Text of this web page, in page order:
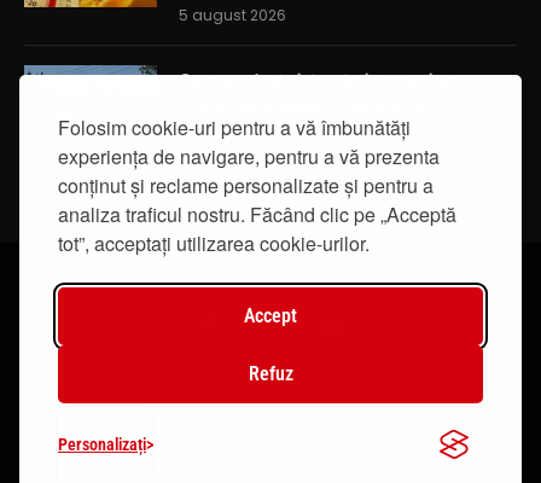
Folosim cookie-uri pentru a vă îmbunătăți
experiența de navigare, pentru a vă prezenta
conținut și reclame personalizate și pentru a
analiza traficul nostru. Făcând clic pe „Acceptă
tot”, acceptați utilizarea cookie-urilor.
Accept
Refuz
Personalizați
5 august 2026
Cum a salvat viața a trei oameni un
întâmplător prin localitatea Breazu
5 august 2026
© 2019 - IasiTV Life. Toate drepturile rezervate.